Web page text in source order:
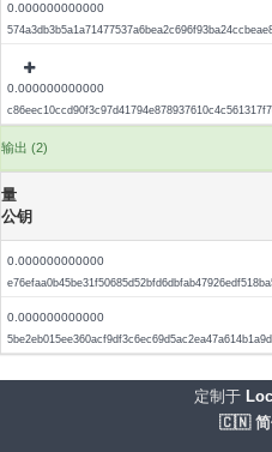
0.000000000000
0.000000000000
输出 (2)
量
公钥
0.000000000000
0.000000000000
定制于
🇨🇳 简